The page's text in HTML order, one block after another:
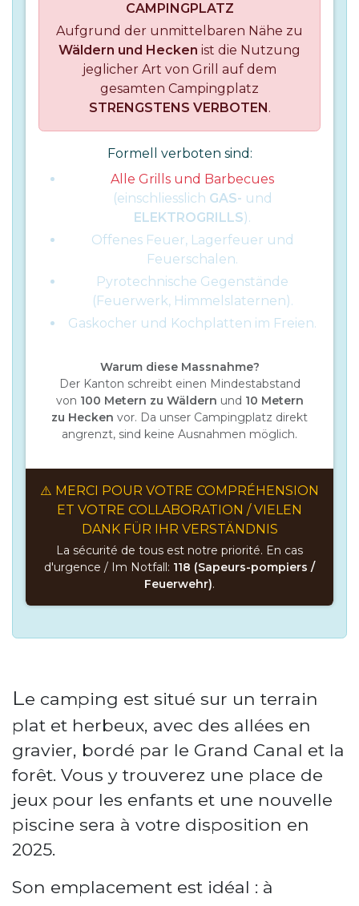
CAMPINGPLATZ
Aufgrund der unmittelbaren Nähe zu
Wäldern und Hecken ist die Nutzung
jeglicher Art von Grill auf dem
gesamten Campingplatz
STRENGSTENS VERBOTEN .
Formell verboten sind:
Alle Grills und Barbecues
(einschliesslich GAS- und
ELEKTROGRILLS).
Offenes Feuer, Lagerfeuer und
Feuerschalen.
Pyrotechnische Gegenstände
(Feuerwerk, Himmelslaternen).
Gaskocher und Kochplatten im Freien.
Warum diese Massnahme?
Der Kanton schreibt einen Mindestabstand
von 100 Metern zu Wäldern und 10 Metern
zu Hecken vor. Da unser Campingplatz direkt
angrenzt, sind keine Ausnahmen möglich.
⚠️ MERCI POUR VOTRE COMPRÉHENSION
ET VOTRE COLLABORATION / VIELEN
DANK FÜR IHR VERSTÄNDNIS
La sécurité de tous est notre priorité. En cas
d'urgence / Im Notfall: 118 (Sapeurs-pompiers /
Feuerwehr).
Le camping est situé sur un terrain
plat et herbeux, avec des allées en
gravier, bordé par le Grand Canal et la
forêt. Vous y trouverez une place de
jeux pour les enfants et une nouvelle
piscine sera à votre disposition en
2025.
Son emplacement est idéal : à